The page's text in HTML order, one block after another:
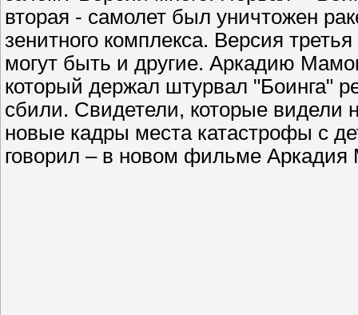
вторая - самолет был уничтожен
зенитного комплекса. Версия
могут быть и другие. Аркадию
который держал штурвал "Боинга"
сбили. Свидетели, которые видели
новые кадры места катастрофы с
говорил – в новом фильме Аркадия